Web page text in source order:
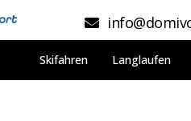
Skifahren Langlaufen